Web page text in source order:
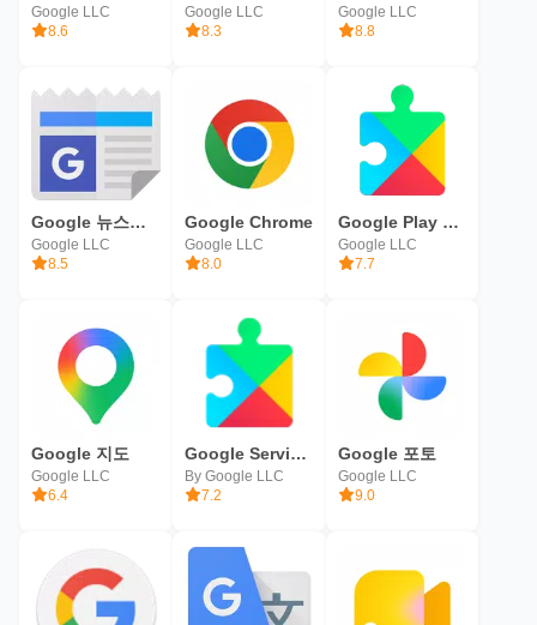
Google LLC
8.6
Google LLC
8.3
Google LLC
8.8
Google 뉴스와 날씨
Google LLC
8.5
Google Chrome
Google LLC
8.0
Google Play 서비스
Google LLC
7.7
Google 지도
Google LLC
6.4
Google Services Framework
By Google LLC
7.2
Google 포토
Google LLC
9.0